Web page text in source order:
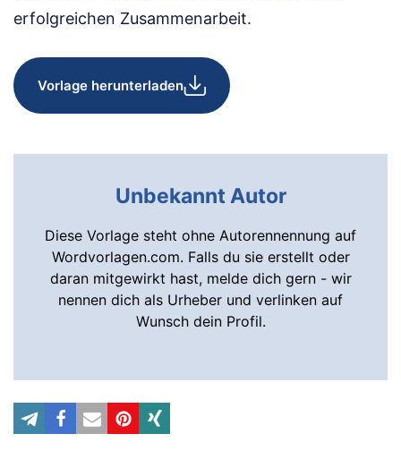
erfolgreichen Zusammenarbeit.
Vorlage herunterladen
Unbekannt Autor
Diese Vorlage steht ohne Autorennennung auf
Wordvorlagen.com. Falls du sie erstellt oder
daran mitgewirkt hast, melde dich gern - wir
nennen dich als Urheber und verlinken auf
Wunsch dein Profil.